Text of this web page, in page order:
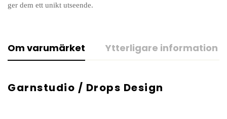
ger dem ett unikt utseende.
Om varumärket Ytterligare information
Garnstudio / Drops Design